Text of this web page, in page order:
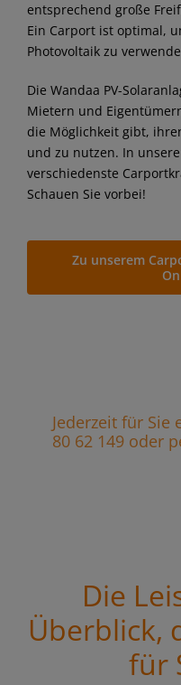
entsprechend große
Ein Carport ist optimal,
Photovoltaik zu
Die Wandaa PV-
Mietern und
die Möglichkeit gibt,
und zu nutzen. In
verschiedenste
Schauen Sie vorbei!
Zu unserem
Jederzeit für Sie
80 62 149 oder
Die
Überblick,
für